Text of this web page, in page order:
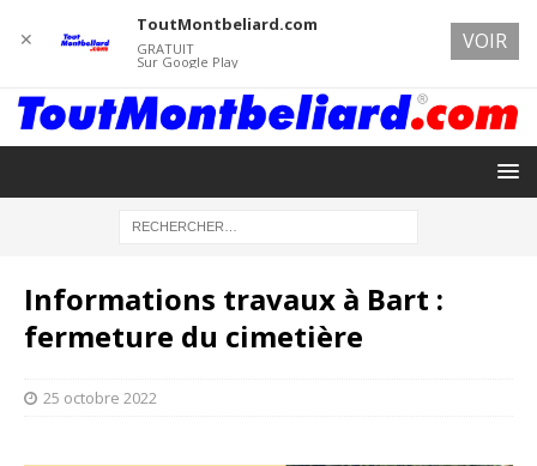
Informations travaux à Bart :
fermeture du cimetière
25 octobre 2022
✕
ToutMontbeliard.com
GRATUIT
Sur Google Play
VOIR